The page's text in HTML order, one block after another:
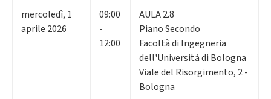
mercoledì, 1
aprile 2026
09:00
-
12:00
AULA 2.8
Piano Secondo
Facoltà di Ingegneria
dell'Università di Bologna
Viale del Risorgimento, 2 -
Bologna